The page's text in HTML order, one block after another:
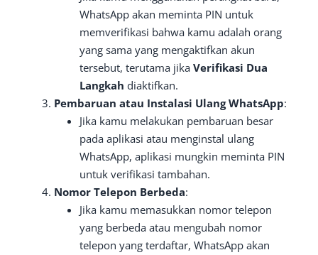
WhatsApp akan meminta PIN untuk
memverifikasi bahwa kamu adalah orang
yang sama yang mengaktifkan akun
tersebut, terutama jika Verifikasi Dua
Langkah diaktifkan.
Pembaruan atau Instalasi Ulang WhatsApp:
Jika kamu melakukan pembaruan besar
pada aplikasi atau menginstal ulang
WhatsApp, aplikasi mungkin meminta PIN
untuk verifikasi tambahan.
Nomor Telepon Berbeda:
Jika kamu memasukkan nomor telepon
yang berbeda atau mengubah nomor
telepon yang terdaftar, WhatsApp akan